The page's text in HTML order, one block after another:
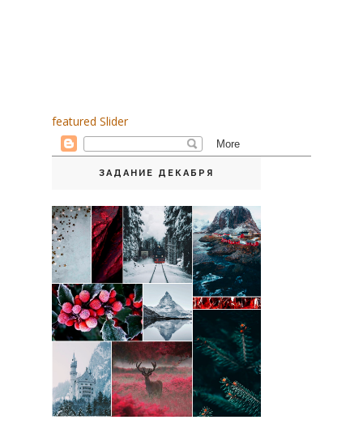
featured Slider
ЗАДАНИЕ ДЕКАБРЯ